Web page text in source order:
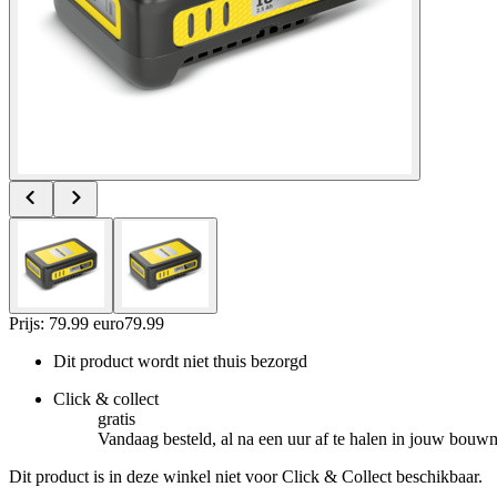
Prijs: 79.99 euro79.99
Dit product wordt niet thuis bezorgd
Click & collect
gratis
Vandaag besteld, al na een uur af te halen in jouw
Dit product is in deze winkel niet voor Click & Collect beschikbaar.